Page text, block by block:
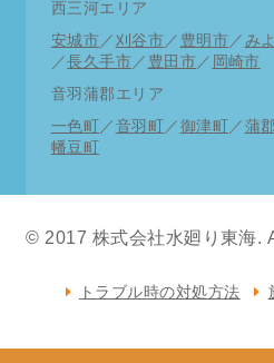
西三河エリア
安城市 ／ 刈谷市 ／ 豊明市 ／ み
／長久手市 ／ 豊田市 ／ 岡崎市
音羽蒲郡エリア
一色町 ／ 音羽町 ／ 御津町 ／ 蒲
幡豆町
© 2017 株式会社水廻り東海.
トラブル時の対処方法